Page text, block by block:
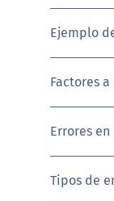
Ejemplo
Factores
Errores
Tipos de